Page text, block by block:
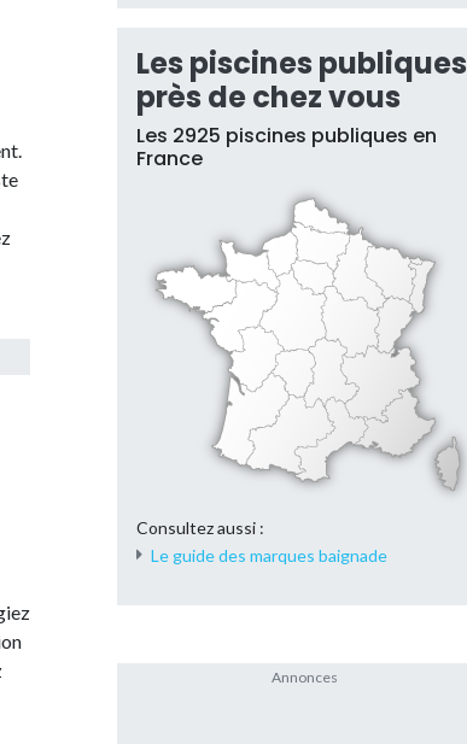
Les piscines publiques
près de chez vous
Les 2925 piscines publiques en
France
Consultez aussi :
Le guide des marques baignade